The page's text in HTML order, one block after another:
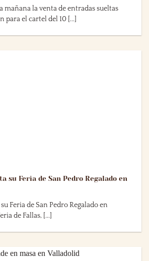
mañana la venta de entradas sueltas
para el cartel del 10 [...]
su Feria de San Pedro Regalado en
Feria de San Pedro Regalado en
de Fallas, [...]